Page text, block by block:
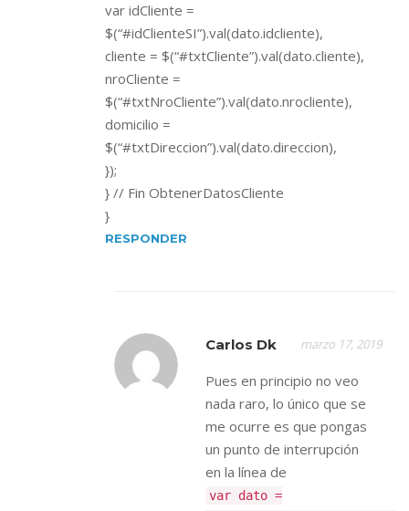
var idCliente =
$(“#idClienteSI”).val(dato.idcliente),
cliente = $(“#txtCliente”).val(dato.cliente),
nroCliente =
$(“#txtNroCliente”).val(dato.nrocliente),
domicilio =
$(“#txtDireccion”).val(dato.direccion),
});
} // Fin ObtenerDatosCliente
}
RESPONDER
Carlos Dk marzo 17, 2019
Pues en principio no veo
nada raro, lo único que se
me ocurre es que pongas
un punto de interrupción
en la línea de
var dato =